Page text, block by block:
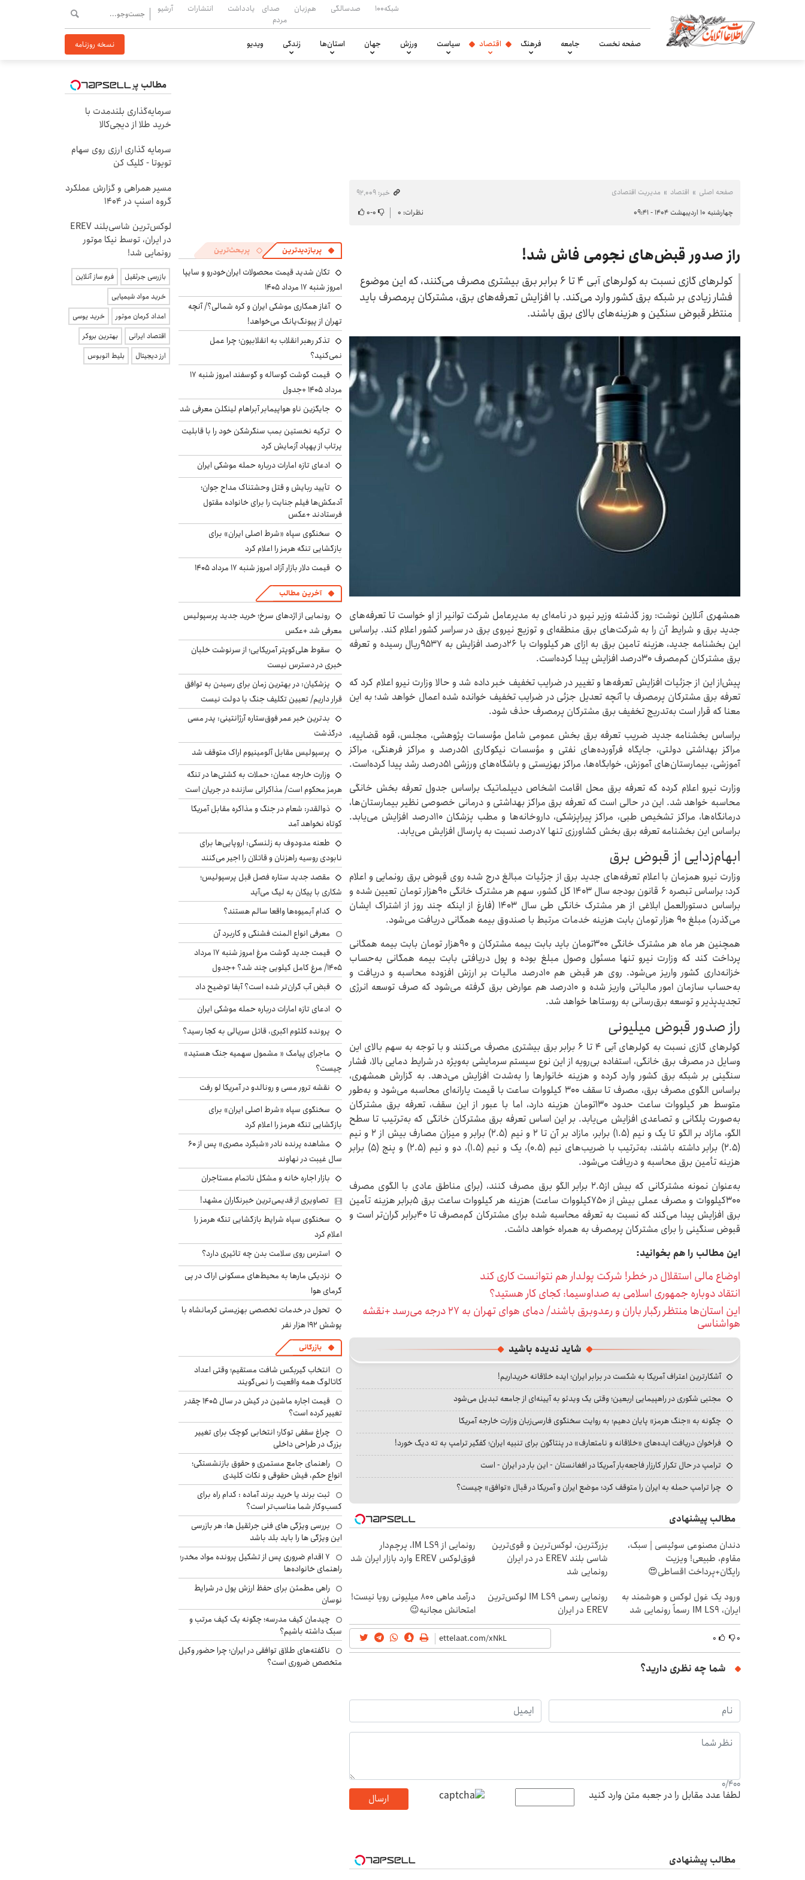
شبکه۱۰۰ صدسالگی هم‌زبان
صدای
مردم
یادداشت انتشارات آرشیو
صفحه نخست جامعه فرهنگ اقتصاد سیاست ورزش جهان استان‌ها زندگی ویدیو نسخه روزنامه
صفحه اصلی اقتصاد مدیریت اقتصادی
خبر: ۹۲٬۰۰۹
چهارشنبه ۱۰ اردیبهشت ۱۴۰۴ - ۰۹:۴۱
نظرات: ۰ ۰-۰
راز صدور قبض‌های نجومی فاش شد!
کولرهای گازی نسبت به کولرهای آبی ۴ تا ۶ برابر برق بیشتری مصرف می‌کنند، که این موضوع
فشار زیادی بر شبکه برق کشور وارد می‌کند. با افزایش تعرفه‌های برق، مشترکان پرمصرف باید
منتظر قبوض سنگین و هزینه‌های بالای برق باشند.
همشهری آنلاین نوشت: روز گذشته وزیر نیرو در نامه‌ای به مدیرعامل شرکت توانیر از او خواست تا تعرفه‌های
جدید برق و شرایط آن را به شرکت‌های برق منطقه‌ای و توزیع نیروی برق در سراسر کشور اعلام کند. براساس
این بخشنامه جدید، هزینه تامین برق به ازای هر کیلووات با ۲۶درصد افزایش به ۹۵۳۷ریال رسیده و تعرفه
برق مشترکان کم‌مصرف ۳۰درصد افزایش پیدا کرده‌است.
پیش‌از این از جزئیات افزایش تعرفه‌ها و تغییر در ضرایب تخفیف خبر داده شد و حالا وزارت نیرو اعلام کرد که
تعرفه برق مشترکان پرمصرف با آنچه تعدیل جزئی در ضرایب تخفیف خوانده شده اعمال خواهد شد؛ به این
معنا که قرار است به‌تدریج تخفیف برق مشترکان پرمصرف حذف شود.
براساس بخشنامه جدید ضریب تعرفه برق بخش عمومی شامل مؤسسات پژوهشی، مجلس، قوه قضاییه،
مراکز بهداشتی دولتی، جایگاه فرآورده‌های نفتی و مؤسسات نیکوکاری ۵۱درصد و مراکز فرهنگی، مراکز
آموزشی، بیمارستان‌های آموزش، خوابگاه‌ها، مراکز بهزیستی و باشگاه‌های ورزشی ۵۱درصد رشد پیدا کرده‌است.
وزارت نیرو اعلام کرده که تعرفه برق محل اقامت اشخاص دیپلماتیک براساس جدول تعرفه بخش خانگی
محاسبه خواهد شد. این در حالی است که تعرفه برق مراکز بهداشتی و درمانی خصوصی نظیر بیمارستان‌ها،
درمانگاه‌ها، مراکز تشخیص طبی، مراکز پیراپزشکی، داروخانه‌ها و مطب پزشکان ۱۱۰درصد افزایش می‌یابد.
براساس این بخشنامه تعرفه برق بخش کشاورزی تنها ۷درصد نسبت به پارسال افزایش می‌یابد.
ابهام‌زدایی از قبوض برق
وزارت نیرو همزمان با اعلام تعرفه‌های جدید برق از جزئیات مبالغ درج شده روی قبوض برق رونمایی و اعلام
کرد: براساس تبصره ۶ قانون بودجه سال ۱۴۰۳ کل کشور، سهم هر مشترک خانگی ۹۰هزار تومان تعیین شده و
براساس دستورالعمل ابلاغی از هر مشترک خانگی طی سال ۱۴۰۳ (فارغ از اینکه چند روز از اشتراک ایشان
می‌گذرد) مبلغ ۹۰ هزار تومان بابت هزینه خدمات مرتبط با صندوق بیمه همگانی دریافت می‌شود.
همچنین هر ماه هر مشترک خانگی ۳۰۰تومان باید بابت بیمه مشترکان و ۹۰هزار تومان بابت بیمه همگانی
پرداخت کند که وزارت نیرو تنها مسئول وصول مبلغ بوده و پول دریافتی بابت بیمه همگانی به‌حساب
خزانه‌داری کشور واریز می‌شود. روی هر قبض هم ۱۰درصد مالیات بر ارزش افزوده محاسبه و دریافت و
به‌حساب سازمان امور مالیاتی واریز شده و ۱۰درصد هم عوارض برق گرفته می‌شود که صرف توسعه انرژی
تجدیدپذیر و توسعه برق‌رسانی به روستاها خواهد شد.
راز صدور قبوض میلیونی
کولرهای گازی نسبت به کولرهای آبی ۴ تا ۶ برابر برق بیشتری مصرف می‌کنند و با توجه به سهم بالای این
وسایل در مصرف برق خانگی، استفاده بی‌رویه از این نوع سیستم سرمایشی به‌ویژه در شرایط دمایی بالا، فشار
سنگینی بر شبکه برق کشور وارد کرده و هزینه خانوارها را به‌شدت افزایش می‌دهد. به گزارش همشهری،
براساس الگوی مصرف برق، مصرف تا سقف ۳۰۰ کیلووات ساعت با قیمت یارانه‌ای محاسبه می‌شود و به‌طور
متوسط هر کیلووات ساعت حدود ۱۳۰تومان هزینه دارد، اما با عبور از این سقف، تعرفه برق مشترکان
به‌صورت پلکانی و تصاعدی افزایش می‌یابد. بر این اساس تعرفه برق مشترکان خانگی که به‌ترتیب تا سطح
الگو، مازاد بر الگو تا یک و نیم (۱.۵) برابر، مازاد بر آن تا ۲ و نیم (۲.۵) برابر و میزان مصارف بیش از ۲ و نیم
(۲.۵) برابر داشته باشند، به‌ترتیب با ضریب‌های نیم (۰.۵)، یک و نیم (۱.۵)، دو و نیم (۲.۵) و پنج (۵) برابر
هزینه تأمین برق محاسبه و دریافت می‌شود.
به‌عنوان نمونه مشترکانی که بیش از۲.۵ برابر الگو برق مصرف کنند، (برای مناطق عادی با الگوی مصرف
۳۰۰کیلووات و مصرف عملی بیش از ۷۵۰کیلووات ساعت) هزینه هر کیلووات ساعت برق ۵برابر هزینه تأمین
برق افزایش پیدا می‌کند که نسبت به تعرفه محاسبه شده برای مشترکان کم‌مصرف تا ۴۰برابر گران‌تر است و
قبوض سنگینی را برای مشترکان پرمصرف به همراه خواهد داشت.
این مطالب را هم بخوانید:
اوضاع مالی استقلال در خطر! شرکت پولدار هم نتوانست کاری کند
انتقاد دوباره جمهوری اسلامی به صداوسیما: کجای کار هستید؟
این استان‌ها منتظر رگبار باران و رعدوبرق باشند/ دمای هوای تهران به ۲۷ درجه می‌رسد +نقشه
هواشناسی
شاید ندیده باشید
آشکارترین اعتراف آمریکا به شکست در برابر ایران؛ ایده خلاقانه خریداریم!
مجتبی شکوری در راهپیمایی اربعین؛ وقتی یک ویدئو به آیینه‌ای از جامعه تبدیل می‌شود
چگونه به «جنگ هرمز» پایان دهیم؛ به روایت سخنگوی فارسی‌زبان وزارت خارجه آمریکا
فراخوان دریافت ایده‌های «خلاقانه و نامتعارف» در پنتاگون برای تنبیه ایران؛ کفگیر ترامپ به ته دیگ خورد!
ترامپ در حال تکرار کارزار فاجعه‌بار آمریکا در افغانستان - این بار در ایران - است
چرا ترامپ حمله به ایران را متوقف کرد؛ موضع ایران و آمریکا در قبال «توافق» چیست؟
مطالب پیشنهادی
دندان مصنوعی سوئیسی | سبک،
مقاوم، طبیعی! ویزیت
رایگان+پرداخت اقساطی😍
بزرگترین، لوکس‌ترین و قوی‌ترین
شاسی بلند EREV در در ایران
رونمایی شد
رونمایی از IM LS9، پرچم‌دار
فوق‌لوکس EREV وارد بازار ایران شد
ورود یک غول لوکس و هوشمند به
ایران، IM LS9 رسماً رونمایی شد
رونمایی رسمی IM LS9 لوکس‌ترین
EREV در ایران
درآمد ماهی 800 میلیونی رویا نیست!
امتحانش مجانیه😉
۰ ۰
شما چه نظری دارید؟
0/400
لطفا عدد مقابل را در جعبه متن وارد کنید ارسال
مطالب پیشنهادی
پربازدیدترین پربحث‌ترین
تکان شدید قیمت محصولات ایران‌خودرو و سایپا
امروز شنبه ۱۷ مرداد ۱۴۰۵
آغاز همکاری موشکی ایران و کره شمالی؟/ آنچه
تهران از پیونگ‌یانگ می‌خواهد!
تذکر رهبر انقلاب به انقلابیون؛ چرا عمل
نمی‌کنید؟
قیمت گوشت گوساله و گوسفند امروز شنبه ۱۷
مرداد ۱۴۰۵ +جدول
جایگزین ناو هواپیمابر آبراهام لینکلن معرفی شد
ترکیه نخستین بمب سنگرشکن خود را با قابلیت
پرتاب از پهپاد آزمایش کرد
ادعای تازه امارات درباره حمله موشکی ایران
تأیید ربایش و قتل وحشتناک مداح جوان؛
آدمکش‌ها فیلم جنایت را برای خانواده مقتول
فرستادند +عکس
سخنگوی سپاه «شرط اصلی ایران» برای
بازگشایی تنگه هرمز را اعلام کرد
قیمت دلار بازار آزاد امروز شنبه ۱۷ مرداد ۱۴۰۵
آخرین مطالب
رونمایی از اژدهای سرخ؛ خرید جدید پرسپولیس
معرفی شد +عکس
سقوط هلی‌کوپتر آمریکایی؛ از سرنوشت خلبان
خبری در دسترس نیست
پزشکیان‌: در بهترین زمان برای رسیدن به توافق
قرار داریم/ تعیین تکلیف جنگ با دولت نیست
بدترین خبر عمر فوق‌ستاره آرژانتینی: پدر مسی
درگذشت
پرسپولیس مقابل آلومینیوم اراک متوقف شد
وزارت خارجه عمان: حملات به کشتی‌ها در تنگه
هرمز محکوم است/ مذاکراتی سازنده در جریان است
ذوالقدر: شعام در جنگ و مذاکره مقابل آمریکا
کوتاه نخواهد آمد
طعنه مدودوف به زلنسکی: اروپایی‌ها برای
نابودی روسیه راهزنان و قاتلان را اجیر می‌کنند
مقصد جدید ستاره فصل قبل پرسپولیس؛
شکاری با پیکان به لیگ می‌آید
کدام آبمیوه‌ها واقعا سالم هستند؟
معرفی انواع المنت فشنگی و کاربرد آن
قیمت جدید گوشت مرغ امروز شنبه ۱۷ مرداد
۱۴۰۵/ مرغ کامل کیلویی چند شد؟ +جدول
قبض آب گران‌تر شده است؟ آبفا توضیح داد
ادعای تازه امارات درباره حمله موشکی ایران
پرونده کلثوم اکبری، قاتل سریالی به کجا رسید؟
ماجرای پیامک « مشمول سهمیه جنگ هستید»
چیست؟
نقشه ترور مسی و رونالدو در آمریکا لو رفت
سخنگوی سپاه «شرط اصلی ایران» برای
بازگشایی تنگه هرمز را اعلام کرد
مشاهده پرنده نادر «شبگرد مصری» پس از ۶۰
سال غیبت در نهاوند
بازار اجاره خانه و مشکل ناتمام مستاجران
تصاویری از قدیمی‌ترین خبرنگاران مشهد!
سخنگوی سپاه شرایط بازگشایی تنگه هرمز را
اعلام کرد
استرس روی سلامت بدن چه تاثیری دارد؟
نزدیکی مارها به محیط‌های مسکونی اراک در پی
گرمای هوا
تحول در خدمات تخصصی بهزیستی کرمانشاه با
پوشش ۱۹۲ هزار نفر
بازرگانی
انتخاب گیربکس شافت مستقیم؛ وقتی اعداد
کاتالوگ همه واقعیت را نمی‌گویند
قیمت اجاره ماشین در کیش در سال ۱۴۰۵ چقدر
تغییر کرده است؟
چراغ سقفی توکار؛ انتخابی کوچک برای تغییر
بزرگ در طراحی داخلی
راهنمای جامع مستمری و حقوق بازنشستگی؛
انواع حکم، فیش حقوقی و نکات کلیدی
ثبت برند یا خرید برند آماده : کدام راه برای
کسب‌وکار شما مناسب‌تر است؟
بررسی ویژگی های فنی جرثقیل ها: هر بازرسی
این ویژگی ها را باید بلد باشد
۷ اقدام ضروری پس از تشکیل پرونده مواد مخدر؛
راهنمای خانواده‌ها
راهی مطمئن برای حفظ ارزش پول در شرایط
نوسان
چیدمان کیف مدرسه؛ چگونه یک کیف مرتب و
سبک داشته باشیم؟
ناگفته‌های طلاق توافقی در ایران؛ چرا حضور وکیل
متخصص ضروری است؟
مطالب پیشنهادی
سرمایه‌گذاری بلندمدت با
خرید طلا از دیجی‌کالا
سرمایه گذاری ارزی روی سهام
تویوتا - کلیک کن
مسیر همراهی و گزارش عملکرد
گروه اسنپ در ۱۴۰۴
لوکس‌ترین شاسی‌بلند EREV
در ایران، توسط نیکا موتور
رونمایی شد!
بازرسی جرثقیل
فرم ساز آنلاین
خرید مواد شیمیایی
امداد کرمان موتور
خرید یوسی
اقتصاد ایرانی
بهترین بروکر
ارز دیجیتال
بلیط اتوبوس